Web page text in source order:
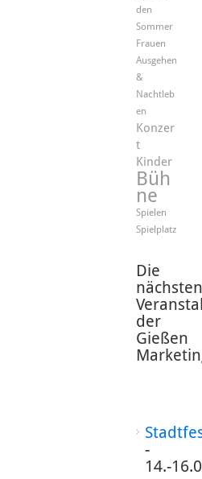
den
Sommer
Frauen
Ausgehen
&
Nachtleb
en
Konzer
t
Kinder
Büh
ne
Spielen
Spielplatz
Die
nächsten
der
Gießen
-
14.-